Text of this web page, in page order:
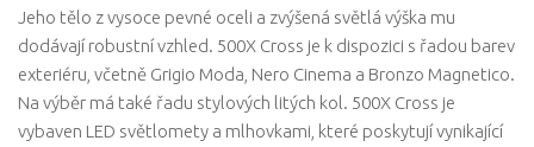
Jeho tělo z vysoce pevné oceli a zvýšená světlá výška mu
dodávají robustní vzhled. 500X Cross je k dispozici s řadou barev
exteriéru, včetně Grigio Moda, Nero Cinema a Bronzo Magnetico.
Na výběr má také řadu stylových litých kol. 500X Cross je
vybaven LED světlomety a mlhovkami, které poskytují vynikající